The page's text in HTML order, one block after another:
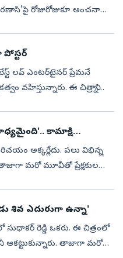
రోజురోజుకూ అంచనాలు
పోస్టర్
లవ్ ఎంటర్‌టైనర్ ప్రేమనే
వహిస్తున్నారు. ఈ చిత్రాన్ని
కామాక్షి
అక్కర్లేదు. పలు విభిన్న
మరో మూవీతో ప్రేక్షకుల
శివ ఎదురుగా ఉన్నా'
రెడ్డి ఒకరు. ఈ చిత్రంలో
తాజాగా మరో